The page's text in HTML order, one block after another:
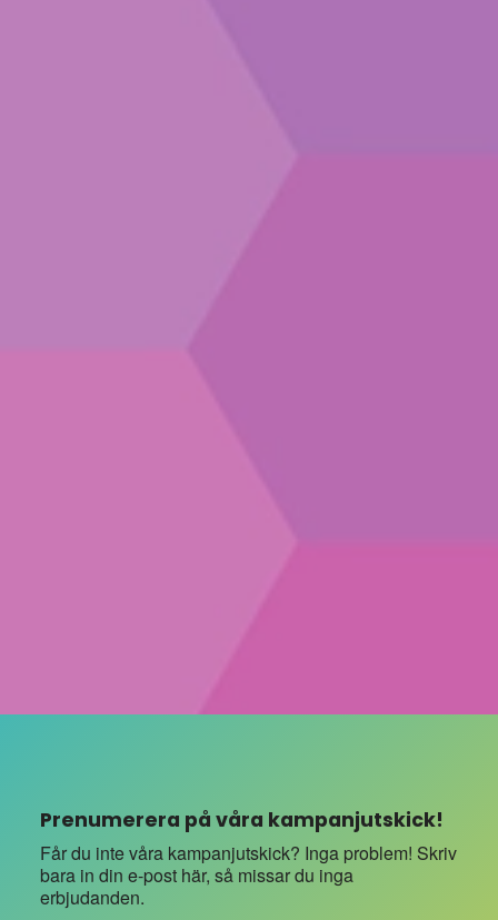
Prenumerera på våra kampanjutskick!
Får du inte våra kampanjutskick? Inga problem! Skriv
bara in din e-post här, så missar du inga
erbjudanden.